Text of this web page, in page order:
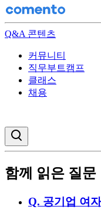
Q&A 콘텐츠
커뮤니티
직무부트캠프
클래스
채용
함께 읽은 질문
Q. 공기업 여